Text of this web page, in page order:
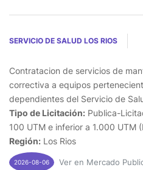
SERVICIO DE SALUD LOS RIOS
Contratacion de servicios de
correctiva a equipos
dependientes del Servicio de
Tipo de Licitación: Publica-
100 UTM e inferior a 1.000 UTM
Región: Los Rios
2026-08-06 Ver en Mercado